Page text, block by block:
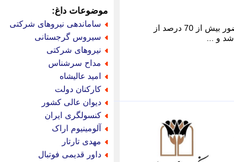
مجمع عمومی عادی سالانه بانک پارسیان برای سال مالی منتهی به 29 اسفند سال 1404 با حضور بیش از 70 درصد از
موضوعات داغ:
ساماندهی نیروهای شرکتی
سیروس گرجستانی
نیروهای شرکتی
مداح سرشناس
امید عالیشاه
کارکنان دولت
دیوان عالی کشور
کنسولگری ایران
آلومینیوم اراک
مهدی تارتار
داور قدیمی فوتبال